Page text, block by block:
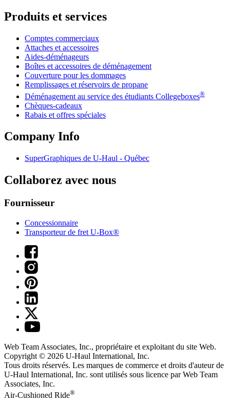
Produits et services
Comptes commerciaux
Attaches et accessoires
Aides-déménageurs
Boîtes et accessoires de déménagement
Couverture pour les dommages
Remplissages et réservoirs de propane
Déménagement au service des étudiants Collegeboxes®
Chèques-cadeaux
Rabais et offres spéciales
Company Info
SuperGraphiques de U-Haul - Québec
Collaborez avec nous
Fournisseur
Concessionnaire
Transporteur de fret U-Box®
Web Team Associates, Inc., propriétaire et exploitant du site Web.
Copyright © 2026 U-Haul International, Inc.
Tous droits réservés. Les marques de commerce et droits d'auteur de
U-Haul International, Inc. sont utilisés sous licence par Web Team
Associates, Inc.
Air-Cushioned Ride®